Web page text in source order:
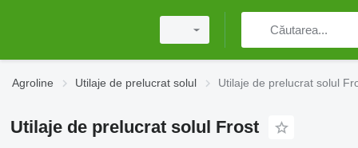
Agroline Utilaje de prelucrat solul Utilaje de prelucrat solul
Utilaje de prelucrat solul Frost